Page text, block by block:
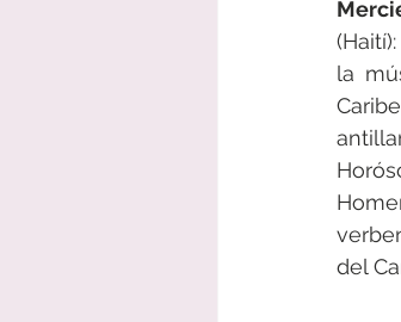
la
del